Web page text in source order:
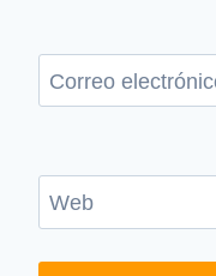
Correo
Web